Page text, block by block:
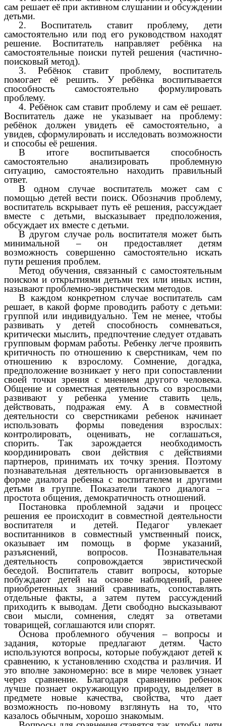
сам решает её при активном слушании и обсуждении
детьми.
2. Воспитатель ставит проблему, дети
самостоятельно или под его руководством находят
решение. Воспитатель направляет ребёнка на
самостоятельные поиски путей решения (частично-
поисковый метод).
3. Ребёнок ставит проблему, воспитатель
помогает её решить. У ребёнка воспитывается
способность самостоятельно формулировать
проблему.
4. Ребёнок сам ставит проблему и сам её решает.
Воспитатель даже не указывает на проблему:
ребёнок должен увидеть её самостоятельно, а
увидев, сформулировать и исследовать возможности
и способы её решения.
В итоге воспитывается способность
самостоятельно анализировать проблемную
ситуацию, самостоятельно находить правильный
ответ.
В одном случае воспитатель может сам с
помощью детей вести поиск. Обозначив проблему,
воспитатель вскрывает путь её решения, рассуждает
вместе с детьми, высказывает предположения,
обсуждает их вместе с детьми.
В другом случае роль воспитателя может быть
минимальной – он предоставляет детям
возможность совершенно самостоятельно искать
пути решения проблем.
Метод обучения, связанный с самостоятельным
поиском и открытиями детьми тех или иных истин,
называют проблемно-эвристическим методов.
В каждом конкретном случае воспитатель сам
решает, в какой форме проводить работу с детьми:
группой или индивидуально. Тем не менее, чтобы
развивать у детей способность сомневаться,
критически мыслить, предпочтение следует отдавать
групповым формам работы. Ребенку легче проявить
критичность по отношению к сверстникам, чем по
отношению к взрослому. Сомнение, догадка,
предположение возникает у него при сопоставлении
своей точки зрения с мнением другого человека.
Общение и совместная деятельность со взрослыми
развивают у ребенка умение ставить цель,
действовать, подражая ему. А в совместной
деятельности со сверстниками ребенок начинает
использовать формы поведения взрослых:
контролировать, оценивать, не соглашаться,
спорить. Так зарождается необходимость
координировать свои действия с действиями
партнеров, принимать их точку зрения. Поэтому
познавательная деятельность организовывается в
форме диалога ребенка с воспитателем и другими
детьми в группе. Показатели такого диалога –
простота общения, демократичность отношений.
Постановка проблемной задачи и процесс
решения ее происходит в совместной деятельности
воспитателя и детей. Педагог увлекает
воспитанников в совместный умственный поиск,
оказывает им помощь в форме указаний,
разъяснений, вопросов. Познавательная
деятельность сопровождается эвристической
беседой. Воспитатель ставит вопросы, которые
побуждают детей на основе наблюдений, ранее
приобретенных знаний сравнивать, сопоставлять
отдельные факты, а затем путем рассуждений
приходить к выводам. Дети свободно высказывают
свои мысли, сомнения, следят за ответами
товарищей, соглашаются или спорят.
Основа проблемного обучения – вопросы и
задания, которые предлагают детям. Часто
используются вопросы, которые побуждают детей к
сравнению, к установлению сходства и различия. И
это вполне закономерно: все в мире человек узнает
через сравнение. Благодаря сравнению ребенок
лучше познает окружающую природу, выделяет в
предмете новые качества, свойства, что дает
возможность по-новому взглянуть на то, что
казалось обычным, хорошо знакомым.